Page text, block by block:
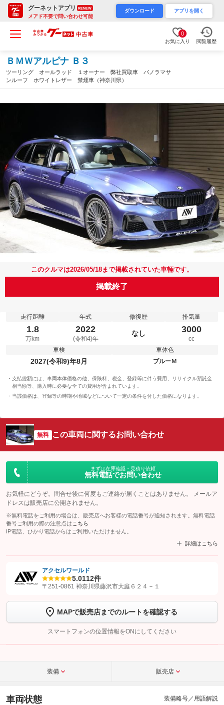
グーネットアプリ RENEW
メアド不要で問い合わせ可能
ダウンロード アプリを開く
0
お気に入り 閲覧履歴
ＢＭＷアルピナ Ｂ３
ツーリング オールラッド １オーナー 弊社買取車 パノラマサ
ンルーフ ホワイトレザー 禁煙車（神奈川県）
このクルマは2026/05/18まで掲載されていた車輛です。
掲載終了
走行距離
1.8
万km
年式
2022
(令和4)年
修復歴
なし
排気量
3000
cc
車検
2027(令和9)年8月
車体色
ブルーＭ
支払総額には、車両本体価格の他、保険料、税金、登録等に伴う費用、リサイクル預託金
相当額等、購入時に必要な全ての費用が含まれています。
当該価格は、登録等の時期や地域などについて一定の条件を付した価格になります。
無料 この車両に関するお問い合わせ
まずは在庫確認・見積り依頼
無料電話でお問い合わせ
お気軽にどうぞ。問合せ後に何度もご連絡が届くことはありません。 メールア
ドレスは販売店に公開されません。
※無料電話をご利用の場合は、販売店へお客様の電話番号が通知されます。無料電話
番号ご利用の際の注意点は こちら
IP電話、ひかり電話からはご利用いただけません。
詳細はこちら
【STEP1】認証画面でグーネットを友だち追加してから「許可する」ボタンを押
トーク画面で
ボタンをタップして問い合わせを
完了してください。
こちら
アクセルワールド
5.0112件
〒251-0861 神奈川県藤沢市大庭６２４－１
MAPで販売店までのルートを確認する
スマートフォンの位置情報をONにしてください
装備 販売店
車両状態 装備略号／用語解説